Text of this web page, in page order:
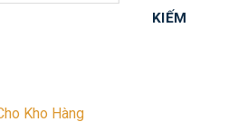
KIẾM
Kho Hàng